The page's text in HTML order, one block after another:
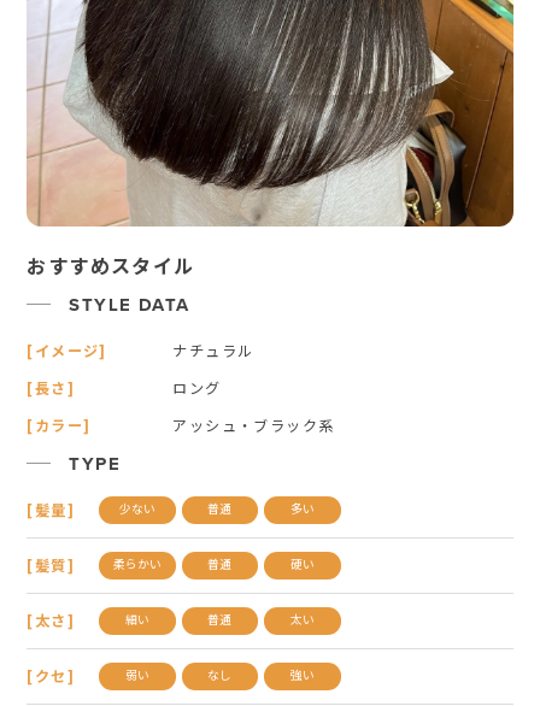
おすすめスタイル
STYLE DATA
[イメージ]
ナチュラル
[長さ]
ロング
[カラー]
アッシュ・ブラック系
TYPE
[髪量] 少ない 普通 多い
[髪質] 柔らかい 普通 硬い
[太さ] 細い 普通 太い
[クセ] 弱い なし 強い